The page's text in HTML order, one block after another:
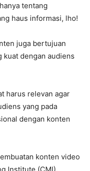
tentang
haus informasi, lho!
juga bertujuan
kuat dengan audiens
harus relevan agar
yang pada
dengan konten
konten video